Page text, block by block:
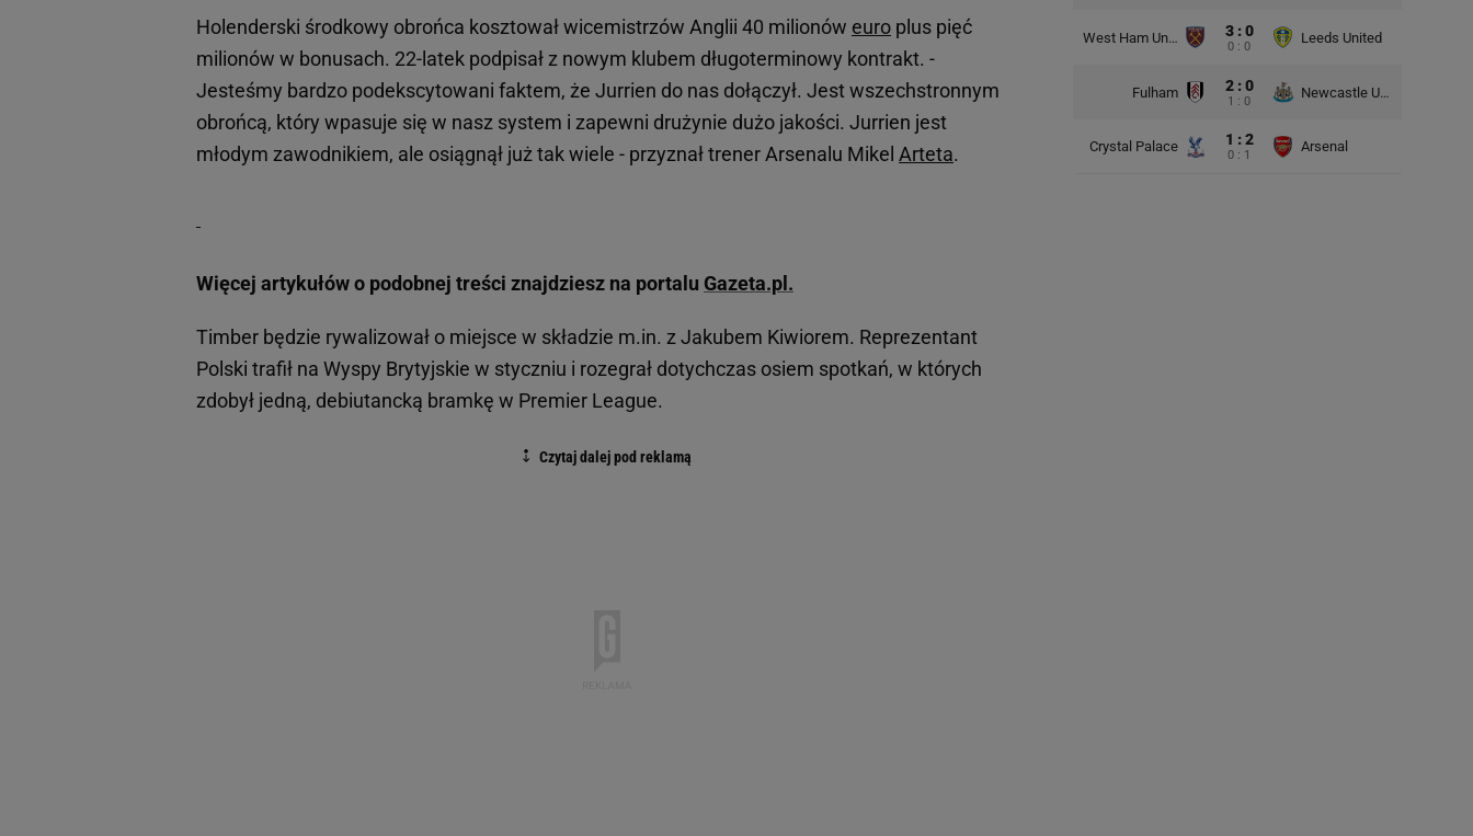
Holenderski środkowy obrońca kosztował wicemistrzów Anglii 40 milionów euro plus pięć
milionów w bonusach. 22-latek podpisał z nowym klubem długoterminowy kontrakt. -
Jesteśmy bardzo podekscytowani faktem, że Jurrien do nas dołączył. Jest wszechstronnym
obrońcą, który wpasuje się w nasz system i zapewni drużynie dużo jakości. Jurrien jest
młodym zawodnikiem, ale osiągnął już tak wiele - przyznał trener Arsenalu Mikel Arteta.
Więcej artykułów o podobnej treści znajdziesz na portalu Gazeta.pl.
Timber będzie rywalizował o miejsce w składzie m.in. z Jakubem Kiwiorem. Reprezentant
Polski trafił na Wyspy Brytyjskie w styczniu i rozegrał dotychczas osiem spotkań, w których
zdobył jedną, debiutancką bramkę w Premier League.
West Ham United 3 : 0
0 : 0
Leeds United
Fulham 2 : 0
1 : 0
Newcastle United
Crystal Palace 1 : 2
0 : 1
Arsenal